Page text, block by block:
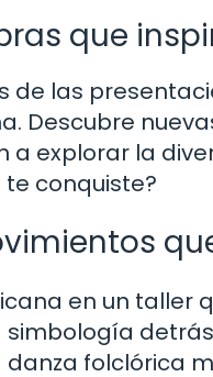
que
las
Descubre
a explorar la
te conquiste?
en un taller
folclórica